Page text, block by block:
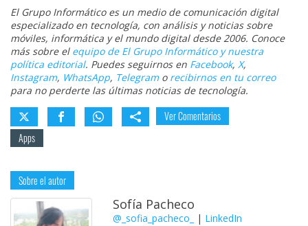
El Grupo Informático es un medio de comunicación digital
especializado en tecnología, con análisis y noticias sobre
móviles, informática y el mundo digital desde 2006. Conoce
más sobre el equipo de El Grupo Informático y nuestra
política editorial. Puedes seguirnos en Facebook, X,
Instagram, WhatsApp, Telegramo recibirnos en tu correo
para no perderte las últimas noticias de tecnología.
Ver Comentarios
Apps
Sobre el autor
Sofía Pacheco
@_sofia_pacheco_ | LinkedIn